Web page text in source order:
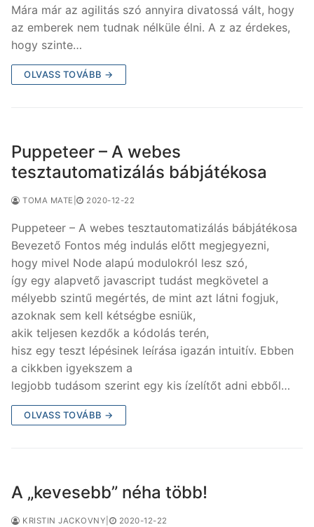
Mára már az agilitás szó annyira divatossá vált, hogy
az emberek nem tudnak nélküle élni. A z az érdekes,
hogy szinte…
OLVASS TOVÁBB →
Puppeteer – A webes
tesztautomatizálás bábjátékosa
TOMA MATE 2020-12-22
Puppeteer – A webes tesztautomatizálás bábjátékosa
Bevezető Fontos még indulás előtt megjegyezni,
hogy mivel Node alapú modulokról lesz szó,
így egy alapvető javascript tudást megkövetel a
mélyebb szintű megértés, de mint azt látni fogjuk,
azoknak sem kell kétségbe esniük,
akik teljesen kezdők a kódolás terén,
hisz egy teszt lépésinek leírása igazán intuitív. Ebben
a cikkben igyekszem a
legjobb tudásom szerint egy kis ízelítőt adni ebből…
OLVASS TOVÁBB →
A „kevesebb” néha több!
KRISTIN JACKOVNY 2020-12-22